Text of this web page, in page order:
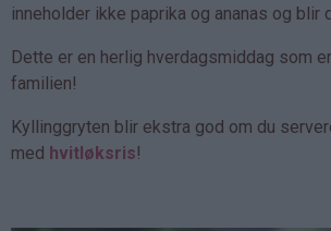
inneholder ikke paprika og ananas og blir
Dette er en herlig hverdagsmiddag som
familien!
Kyllinggryten blir ekstra god om du
med hvitløksris!